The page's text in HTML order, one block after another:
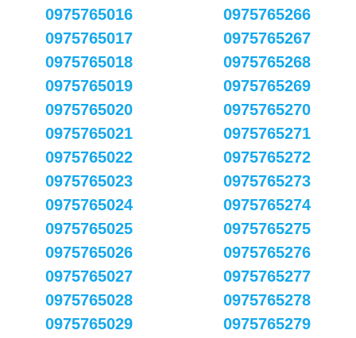
0975765016
0975765017
0975765018
0975765019
0975765020
0975765021
0975765022
0975765023
0975765024
0975765025
0975765026
0975765027
0975765028
0975765029
0975765266
0975765267
0975765268
0975765269
0975765270
0975765271
0975765272
0975765273
0975765274
0975765275
0975765276
0975765277
0975765278
0975765279